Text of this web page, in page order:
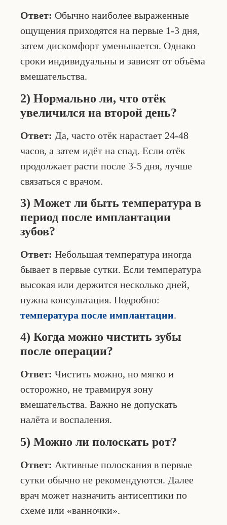
Ответ: Обычно наиболее выраженные
ощущения приходятся на первые 1-3 дня,
затем дискомфорт уменьшается. Однако
сроки индивидуальны и зависят от объёма
вмешательства.
2) Нормально ли, что отёк
увеличился на второй день?
Ответ: Да, часто отёк нарастает 24-48
часов, а затем идёт на спад. Если отёк
продолжает расти после 3-5 дня, лучше
связаться с врачом.
3) Может ли быть температура в
период после имплантации
зубов?
Ответ: Небольшая температура иногда
бывает в первые сутки. Если температура
высокая или держится несколько дней,
нужна консультация. Подробно:
температура после имплантации.
4) Когда можно чистить зубы
после операции?
Ответ: Чистить можно, но мягко и
осторожно, не травмируя зону
вмешательства. Важно не допускать
налёта и воспаления.
5) Можно ли полоскать рот?
Ответ: Активные полоскания в первые
сутки обычно не рекомендуются. Далее
врач может назначить антисептики по
схеме или «ванночки».